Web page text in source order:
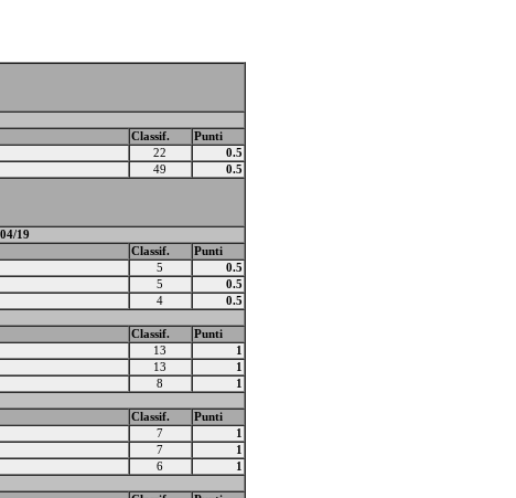
Classif.
Punti
22
0.5
49 0.5
19
Classif.
Punti
5
0.5
5
0.5
4
0.5
Classif.
Punti
13
1
13
1
8
1
Classif.
Punti
7
1
7
1
6
1